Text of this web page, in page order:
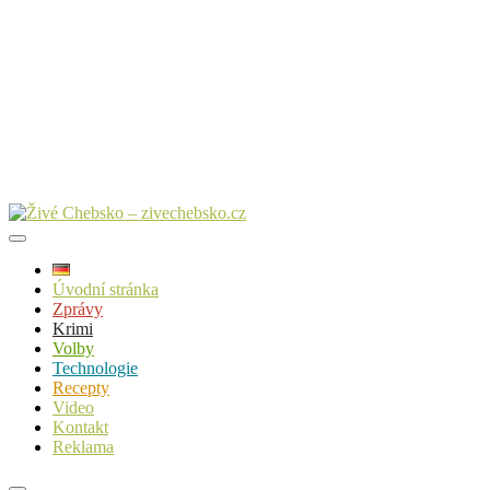
Úvodní stránka
Zprávy
Krimi
Volby
Technologie
Recepty
Video
Kontakt
Reklama